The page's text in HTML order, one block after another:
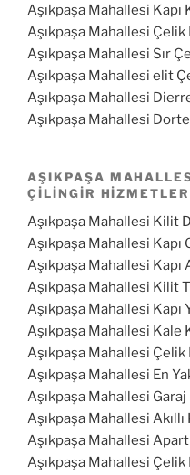
Aşıkpaşa Mahallesi
Aşıkpaşa Mahallesi
Aşıkpaşa Mahallesi Sır
Aşıkpaşa Mahallesi elit
Aşıkpaşa Mahallesi
Aşıkpaşa Mahallesi
AŞIKPAŞA
ÇILINGIR
Aşıkpaşa Mahallesi Kilit
Aşıkpaşa Mahallesi
Aşıkpaşa Mahallesi Kapı
Aşıkpaşa Mahallesi Kilit
Aşıkpaşa Mahallesi Kapı
Aşıkpaşa Mahallesi Kale
Aşıkpaşa Mahallesi Çelik
Aşıkpaşa Mahallesi En
Aşıkpaşa Mahallesi
Aşıkpaşa Mahallesi
Aşıkpaşa Mahallesi
Aşıkpaşa Mahallesi Çelik